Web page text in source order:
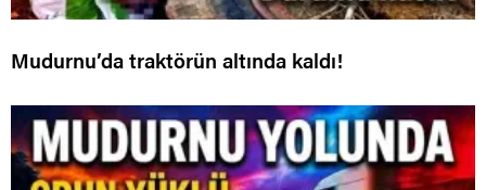
Mudurnu’da traktörün altında kaldı!